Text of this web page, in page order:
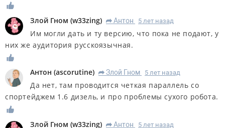
Злой Гном (w33zing) R Антон 5 лет назад
Им могли дать и ту версию, что пока не подают, у
них же аудитория русскоязычная.
Антон (ascorutine) R Злой Гном 5 лет назад
Да нет, там проводится четкая параллель со
спортейджем 1.6 дизель, и про проблемы сухого робота.
Злой Гном (w33zing) R Антон 5 лет назад